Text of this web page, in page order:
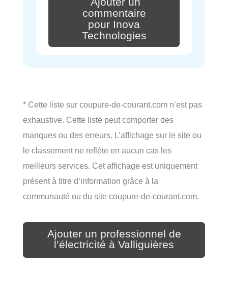
commentaire
pour Inova
Technologies
* Cette liste sur coupure-de-courant.com n’est pas
exhaustive. Cette liste peut comporter des
manques ou des erreurs. L’affichage sur le site ou
le classement ne reflète en aucun cas les
meilleurs services. Cet affichage est uniquement
présent à titre d’information grâce à la
communauté ou du site coupure-de-courant.com.
Ajouter un professionnel de
l’électricité à Valliguières